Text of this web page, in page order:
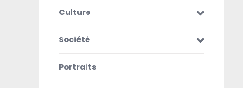
Culture
Société
Portraits